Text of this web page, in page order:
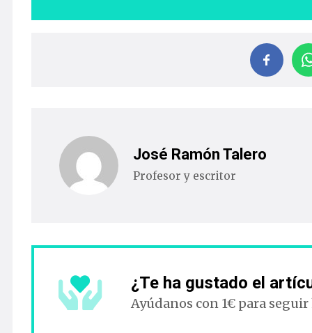
José Ramón Talero
Profesor y escritor
¿Te ha gustado el
Ayúdanos con 1€ para